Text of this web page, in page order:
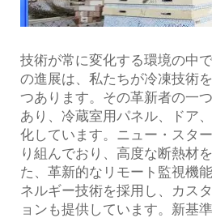
技術が常に変化する環境の中
の進展は、私たちが冷凍技術
つあります。その革新者の一
あり、冷蔵室用パネル、ドア
化しています。ニュー・スタ
り組んでおり、高度な断熱材
た、革新的なリモート監視機
ネルギー技術を採用し、カス
ョンも提供しています。新基